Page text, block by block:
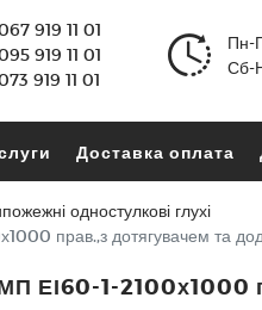
919 11 01
919 11 01
919 11 01
Пн-
Сб-
Доставка оплата
одностулкові глухі
прав.,з дотягувачем та
ЕІ60-1-